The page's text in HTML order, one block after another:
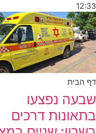
נפצעו
דרכים